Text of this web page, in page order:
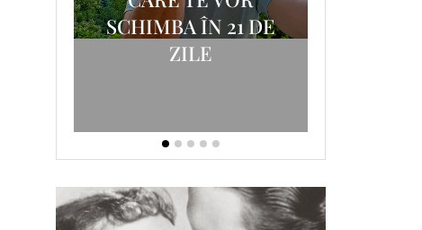
SCHIMBA ÎN 21 DE
ZILE